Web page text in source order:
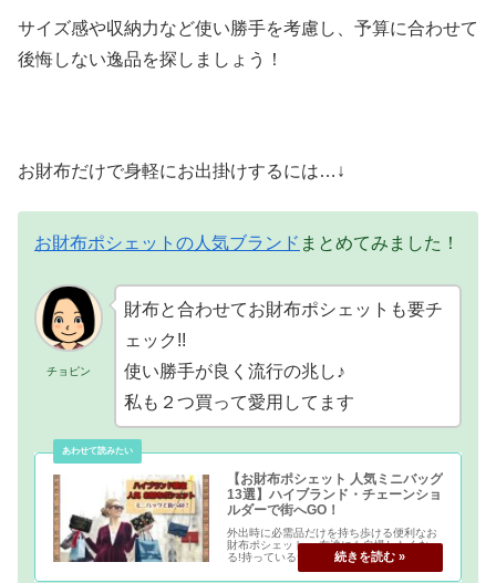
サイズ感や収納力など使い勝手を考慮し、予算に合わせて
後悔しない逸品を探しましょう！
お財布だけで身軽にお出掛けするには…↓
お財布ポシェットの人気ブランド まとめてみました！
チョピン
財布と合わせてお財布ポシェットも要チ
ェック!!
使い勝手が良く流行の兆し♪
私も２つ買って愛用してます
【お財布ポシェット 人気ミニバッグ
13選】ハイブランド・チェーンショ
ルダーで街へGO！
外出時に必需品だけを持ち歩ける便利なお
財布ポシェット。 友達にも自慢したくな
る!持っているだけで嬉しい気持ちになるハ
イブランドのオシャレなお財布ショルダー